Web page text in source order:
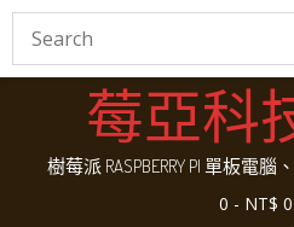
Skip
莓亞科
樹莓派 RASPBERRY PI 單板電
0 - NT$ 0